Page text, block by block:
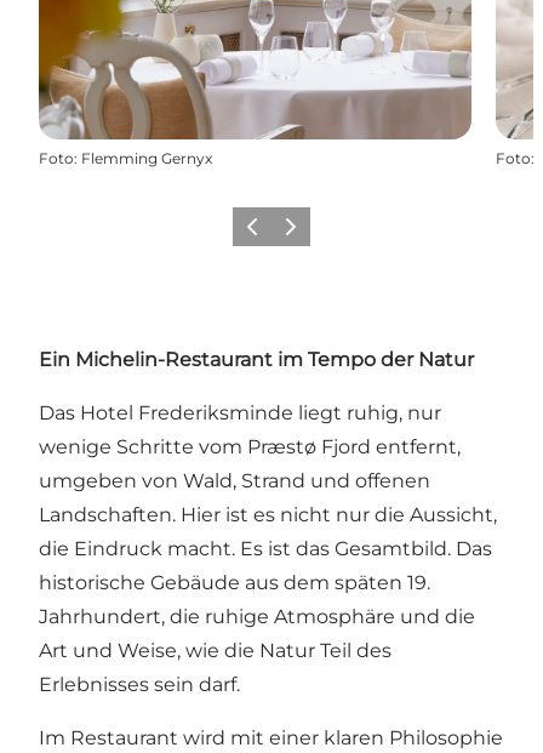
Foto: Flemming Gernyx Foto:
ZurückWeiter
Ein Michelin-Restaurant im Tempo der Natur
Das Hotel Frederiksminde liegt ruhig, nur
wenige Schritte vom Præstø Fjord entfernt,
umgeben von Wald, Strand und offenen
Landschaften. Hier ist es nicht nur die Aussicht,
die Eindruck macht. Es ist das Gesamtbild. Das
historische Gebäude aus dem späten 19.
Jahrhundert, die ruhige Atmosphäre und die
Art und Weise, wie die Natur Teil des
Erlebnisses sein darf.
Im Restaurant wird mit einer klaren Philosophie